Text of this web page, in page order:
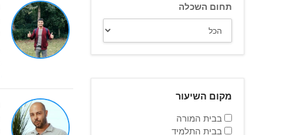
תחום השכלה
מקום השיעור
בבית המורה
בבית התלמיד